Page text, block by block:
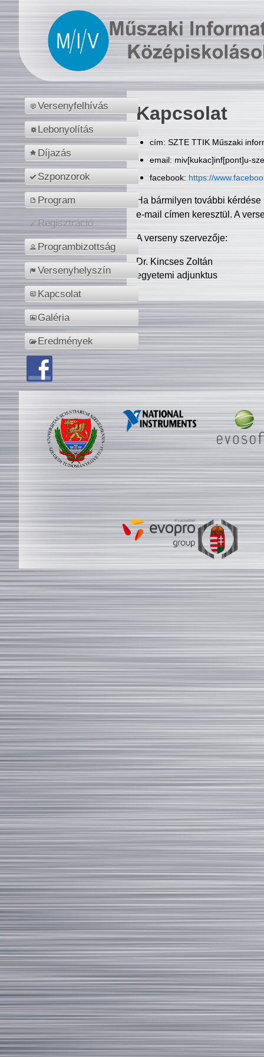
Versenyfelhívás
Lebonyolítás
Díjazás
Szponzorok
Program
Regisztráció
Programbizottság
Versenyhelyszín
Kapcsolat
Galéria
Eredmények
Kapcsolat
cím: SZTE TTIK Műszaki
email: miv[kukac]inf[pont]u-
facebook: https://
Ha bármilyen további
e-mail címen keresztül. A
A verseny szervezője:
Dr. Kincses Zoltán
egyetemi adjunktus